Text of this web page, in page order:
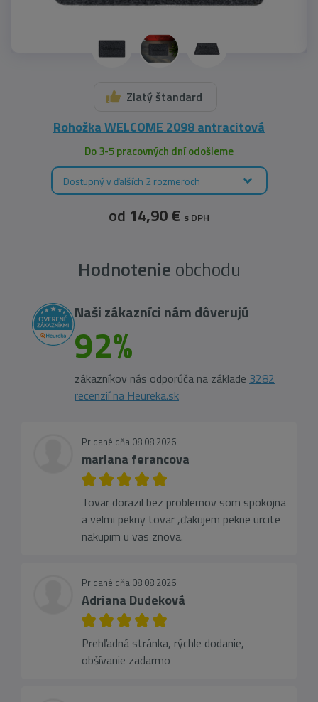
Zlatý štandard
Rohožka WELCOME 2098 antracitová
Do 3-5 pracovných dní odošleme
Dostupný v ďalších 2 rozmeroch
od 14,90 € s DPH
Hodnotenie obchodu
Naši zákazníci nám dôverujú
92%
zákazníkov nás odporúča na základe 3282
recenzií na Heureka.sk
Pridané dňa 08.08.2026
mariana ferancova
Tovar dorazil bez problemov som spokojna
a velmi pekny tovar ,ďakujem pekne urcite
nakupim u vas znova.
Pridané dňa 08.08.2026
Adriana Dudeková
Prehľadná stránka, rýchle dodanie,
obšívanie zadarmo